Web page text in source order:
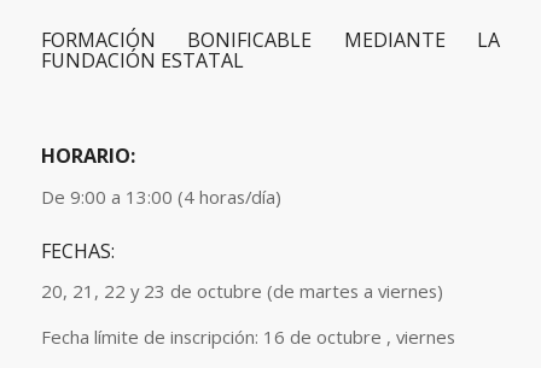
FORMACIÓN BONIFICABLE MEDIANTE LA
FUNDACIÓN ESTATAL
HORARIO:
De 9:00 a 13:00 (4 horas/día)
FECHAS:
20, 21, 22 y 23 de octubre (de martes a viernes)
Fecha límite de inscripción: 16 de octubre , viernes